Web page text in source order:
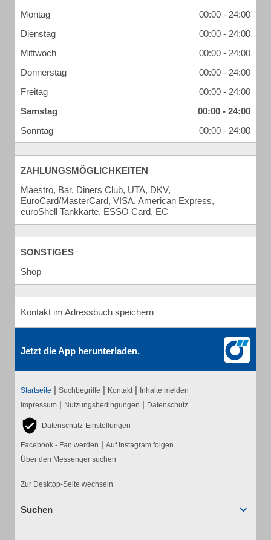
Montag
00:00 - 24:00
Dienstag
00:00 - 24:00
Mittwoch
00:00 - 24:00
Donnerstag
00:00 - 24:00
Freitag
00:00 - 24:00
Samstag
00:00 - 24:00
Sonntag
00:00 - 24:00
ZAHLUNGSMÖGLICHKEITEN
Maestro, Bar, Diners Club, UTA, DKV,
EuroCard/MasterCard, VISA, American Express,
euroShell Tankkarte, ESSO Card, EC
SONSTIGES
Shop
Kontakt im Adressbuch speichern
Jetzt die App herunterladen.
Startseite | Suchbegriffe | Kontakt | Inhalte melden
Impressum | Nutzungsbedingungen | Datenschutz
Datenschutz-Einstellungen
Facebook - Fan werden | Auf Instagram folgen
Über den Messenger suchen
Zur Desktop-Seite wechseln
Suchen